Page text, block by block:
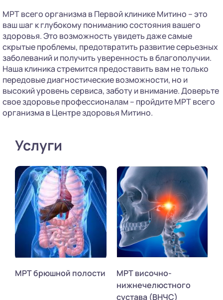
МРТ всего организма в Первой клинике Митино – это
ваш шаг к глубокому пониманию состояния вашего
здоровья. Это возможность увидеть даже самые
скрытые проблемы, предотвратить развитие серьезных
заболеваний и получить уверенность в благополучии.
Наша клиника стремится предоставить вам не только
передовые диагностические возможности, но и
высокий уровень сервиса, заботу и внимание. Доверьте
свое здоровье профессионалам – пройдите МРТ всего
организма в Центре здоровья Митино.
Услуги
МРТ брюшной полости
МРТ височно-
нижнечелюстного
сустава (ВНЧС)